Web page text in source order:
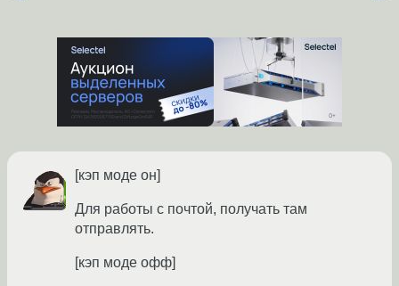
[кэп моде он]
Для работы с почтой, получать там
отправлять.
[кэп моде офф]